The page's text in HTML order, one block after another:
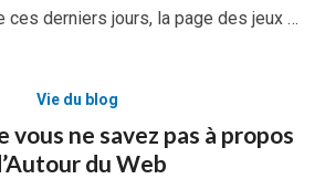
ces derniers jours, la page des jeux …
Vie du blog
vous ne savez pas à propos
du Web